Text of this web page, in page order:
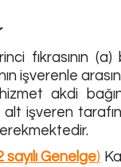
fıkrasının
işverenle
akdi
işveren
Genelge)